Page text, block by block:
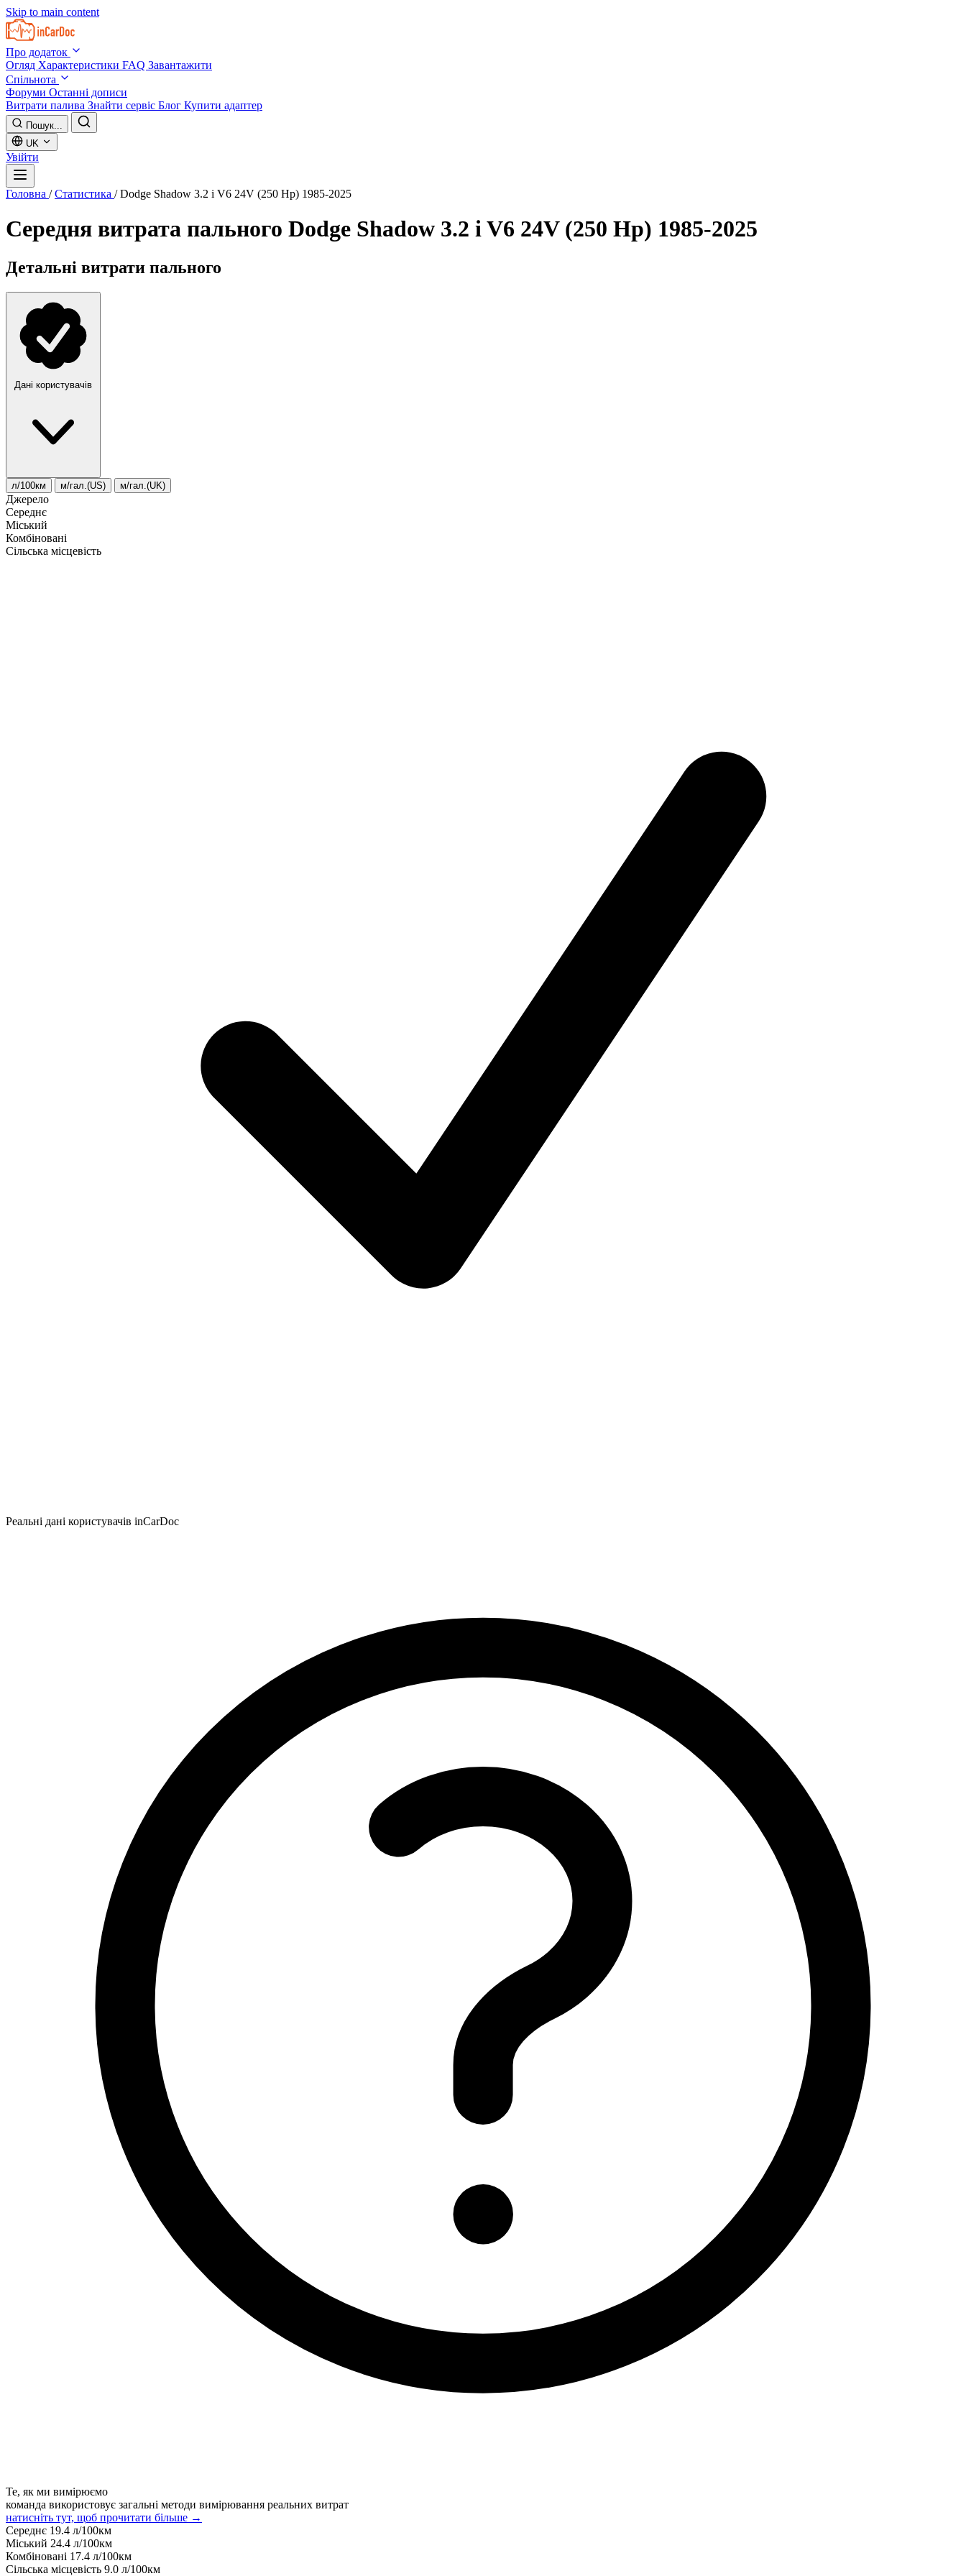
Skip to main content
Про додаток
Огляд Характеристики FAQ Завантажити
Спільнота
Форуми Останні дописи
Витрати палива Знайти сервіс Блог Купити адаптер
Пошук...
UK
Увійти
Головна / Статистика / Dodge Shadow 3.2 i V6 24V (250 Hp) 1985-2025
Середня витрата пального Dodge Shadow 3.2 i V6 24V (250 Hp) 1985-2025
Детальні витрати пального
Дані користувачів
л/100км м/гал.(US) м/гал.(UK)
Джерело
Середнє
Міський
Комбіновані
Сільська місцевість
Реальні дані користувачів inCarDoc
Те, як ми вимірюємо
команда використовує загальні методи вимірювання реальних витрат
натисніть тут, щоб прочитати більше →
Середнє 19.4 л/100км
Міський 24.4 л/100км
Комбіновані 17.4 л/100км
Сільська місцевість 9.0 л/100км